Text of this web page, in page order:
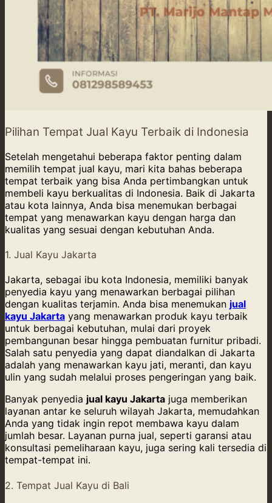
Pilihan Tempat Jual Kayu Terbaik di Indonesia
Setelah mengetahui beberapa faktor penting dalam
memilih tempat jual kayu, mari kita bahas beberapa
tempat terbaik yang bisa Anda pertimbangkan untuk
membeli kayu berkualitas di Indonesia. Baik di Jakarta
atau kota lainnya, Anda bisa menemukan berbagai
tempat yang menawarkan kayu dengan harga dan
kualitas yang sesuai dengan kebutuhan Anda.
1. Jual Kayu Jakarta
Jakarta, sebagai ibu kota Indonesia, memiliki banyak
penyedia kayu yang menawarkan berbagai pilihan
dengan kualitas terjamin. Anda bisa menemukan jual
kayu Jakarta yang menawarkan produk kayu terbaik
untuk berbagai kebutuhan, mulai dari proyek
pembangunan besar hingga pembuatan furnitur pribadi.
Salah satu penyedia yang dapat diandalkan di Jakarta
adalah yang menawarkan kayu jati, meranti, dan kayu
ulin yang sudah melalui proses pengeringan yang baik.
Banyak penyedia jual kayu Jakarta juga memberikan
layanan antar ke seluruh wilayah Jakarta, memudahkan
Anda yang tidak ingin repot membawa kayu dalam
jumlah besar. Layanan purna jual, seperti garansi atau
konsultasi pemeliharaan kayu, juga sering kali tersedia di
tempat-tempat ini.
2. Tempat Jual Kayu di Bali